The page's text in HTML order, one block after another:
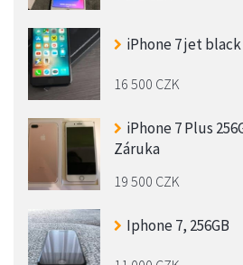
iPhone 7 jet black
16 500 CZK
iPhone 7 Plus
Záruka
19 500 CZK
Iphone 7, 256GB